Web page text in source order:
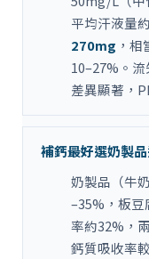
平均汗液量
270mg ，
10–27%。
差異顯著，
補鈣最好選奶製
奶製品（牛
–35%，板
率約32%，
鈣質吸收率